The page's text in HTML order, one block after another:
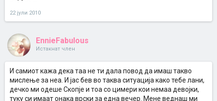
22 јули 2010
EnnieFabulous
Истакнат член
И самиот кажа дека таа не ти дала повод да имаш такво
мислење за неа. И јас бев во таква ситуација како тебе лани,
дечко ми одеше Скопје и тоа со цимери кои немаа девојки,
туку си имаат онака врски за една вечер. Мене веднаш ми